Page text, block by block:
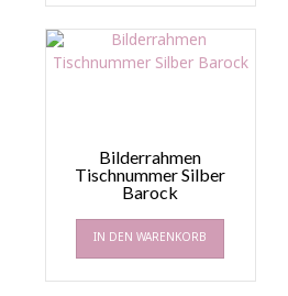
Bilderrahmen
Tischnummer Silber
Barock
IN DEN WARENKORB